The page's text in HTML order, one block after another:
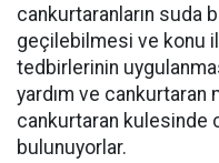
cankurtaranların suda
geçilebilmesi ve konu
tedbirlerinin
yardım ve
cankurtaran kulesinde
bulunuyorlar.